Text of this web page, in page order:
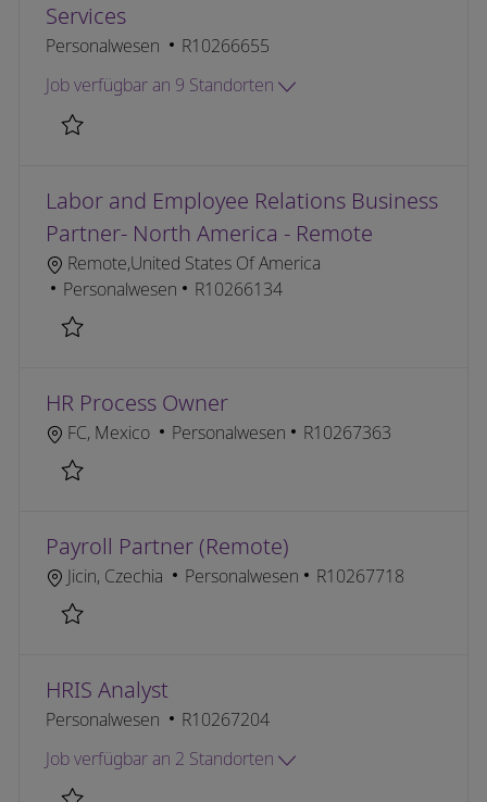
Services
Kategorie
Personalwesen Job-ID
R10266655
Job verfügbar an 9 Standorten
Retten Senior Director, Global HR Shared Services
Labor and Employee Relations Business
Partner- North America - Remote
OrtRemote,United States Of America
Kategorie
Personalwesen Job-ID
R10266134
Retten Labor and Employee Relations Business
HR Process Owner
OrtFC, Mexico Kategorie
Personalwesen Job-ID
R10267363
Retten HR Process Owner R10267363
Payroll Partner (Remote)
OrtJicin, Czechia Kategorie
Personalwesen Job-ID
R10267718
Retten Payroll Partner (Remote) R10267718
HRIS Analyst
Kategorie
Personalwesen Job-ID
R10267204
Job verfügbar an 2 Standorten
Retten HRIS Analyst R10267204